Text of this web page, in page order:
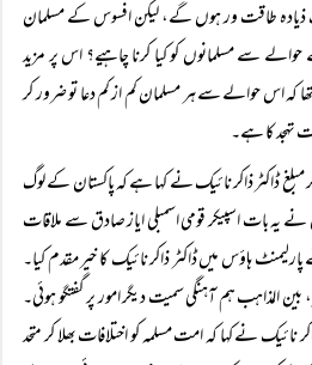
طاقت ور ہوں گے، لیکن افسوس کے مسلمان
سے مسلمانوں کو کیا کرنا چاہیے؟ اس پر مزید
کہ اس حوالے سے ہر مسلمان کم از کم دعا تو ضرور کر
تہجد کا ہے۔
ڈاکٹر ذاکر نائیک نے کہا ہے کہ پاکستان کے لوگ
بات اسپیکر قومی اسمبلی ایاز صادق سے ملاقات
ہاؤس میں ڈاکٹر ذاکر نائیک کا خیر مقدم کیا۔
المذاہب ہم آہنگی سمیت دیگر امور پر گفتگو ہوئی۔
نے کہا کہ امت مسلمہ کو اختلافات بھلا کر متحد